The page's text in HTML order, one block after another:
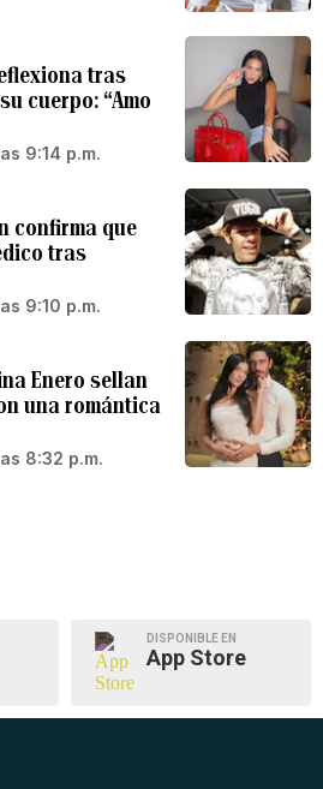
tras
cuerpo: “Amo
9:14 p.m.
confirma que
tras
9:10 p.m.
Enero sellan
una romántica
8:32 p.m.
DISPONIBLE EN
App Store